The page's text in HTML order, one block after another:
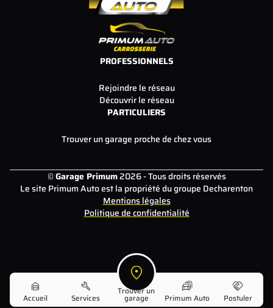
Accueil Services
Trouver un
garage Primum Auto Postuler
PROFESSIONNELS
Rejoindre le réseau
Découvrir le réseau
PARTICULIERS
Trouver un garage proche de chez vous
©Garage Primum2026 - Tous droits réservés
Le site Primum Auto est la propriété du groupe Decharenton
Mentions légales
Politique de confidentialité